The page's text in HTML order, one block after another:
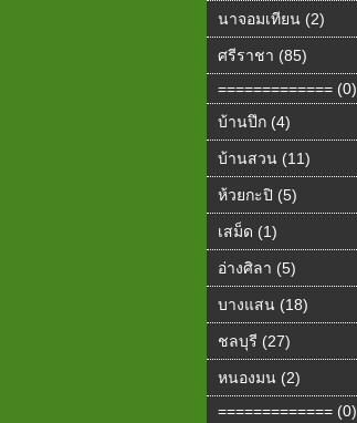
นาจอมเทียน (2)
ศรีราชา (85)
============= (0)
บ้านปึก (4)
บ้านสวน (11)
ห้วยกะปิ (5)
เสม็ด (1)
อ่างศิลา (5)
บางแสน (18)
ชลบุรี (27)
หนองมน (2)
============= (0)